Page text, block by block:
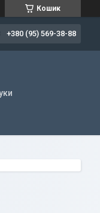
Кошик
+380 (95) 569-38-88